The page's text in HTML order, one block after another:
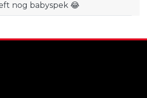
nog babyspek 😂